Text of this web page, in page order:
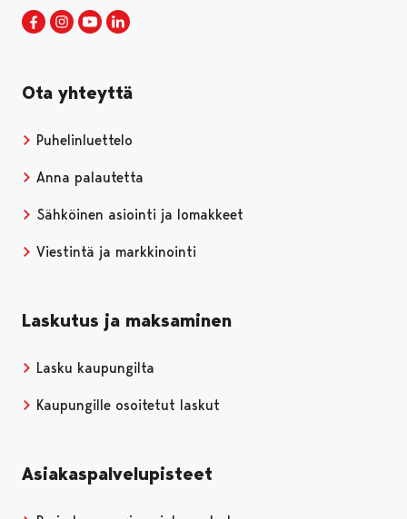
Porin kaupunki Facebookissa
Avautuu uudessa välilehdessä
Porin kaupunki Instagramissa
Avautuu uudessa välilehdessä
Porin kaupunki Youtubessa
Avautuu uudessa välilehdessä
Ota yhteyttä
Puhelinluettelo
Anna palautetta
Sähköinen asiointi ja lomakkeet
Viestintä ja markkinointi
Laskutus ja maksaminen
Lasku kaupungilta
Kaupungille osoitetut laskut
Asiakaspalvelupisteet